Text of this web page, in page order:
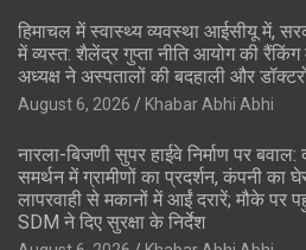
हिमाचल में स्वास्थ्य व्यवस्था आईसीयू में,
में व्यस्त: शैलेंद्र गुप्ता नीति आयोग की
अध्यक्ष ने अस्पतालों की बदहाली और
August 6, 2026 Khabar Abhi Abhi
नारला-बिजणी सुपर हाईवे निर्माण पर
समर्थन में ग्रामीणों का प्रदर्शन, कंपनी का
लापरवाही से मकानों में आईं दरारें; मौके पर
SDM ने दिए सुरक्षा के निर्देश